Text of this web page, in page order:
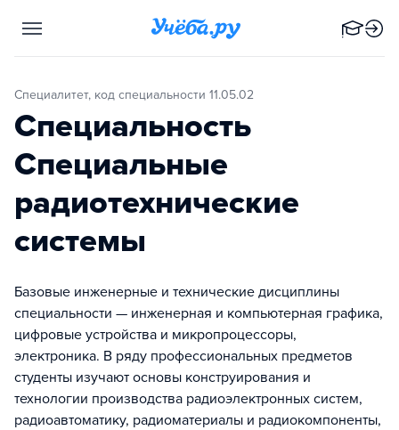
Специалитет, код специальности 11.05.02
Специальность
Специальные
радиотехнические
системы
Базовые инженерные и технические дисциплины
специальности — инженерная и компьютерная графика,
цифровые устройства и микропроцессоры,
электроника. В ряду профессиональных предметов
студенты изучают основы конструирования и
технологии производства радиоэлектронных систем,
радиоавтоматику, радиоматериалы и радиокомпоненты,